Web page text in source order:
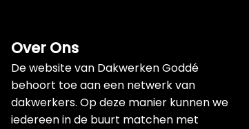
Over Ons
De website van Dakwerken Goddé
behoort toe aan een netwerk van
dakwerkers. Op deze manier kunnen we
iedereen in de buurt matchen met